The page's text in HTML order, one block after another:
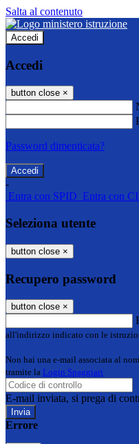
Salta al contenuto
Accedi
Accedi
button close ×
Password dimenticata?
-
Entra con SPID Entra con
Seleziona utente
button close ×
Recupero password
button close ×
all'indirizzo indicato con le
Non hai una e-mail associata al
tramite la Login Spaggiari
E-mail inviata, si prega di
Errore